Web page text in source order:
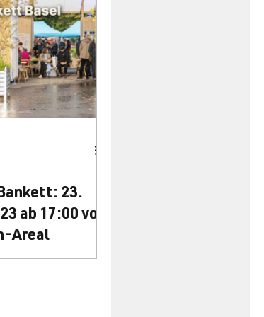
Formen und
23.
ab 17:00 vor
Areal